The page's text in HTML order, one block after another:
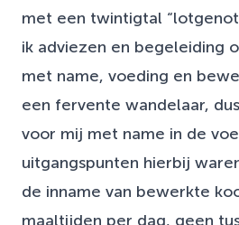
met een twintigtal
ik adviezen en begeleiding
met name, voeding en
een fervente wandelaar,
voor mij met name in de
uitgangspunten hierbij
de inname van bewerkte
maaltijden per dag, geen